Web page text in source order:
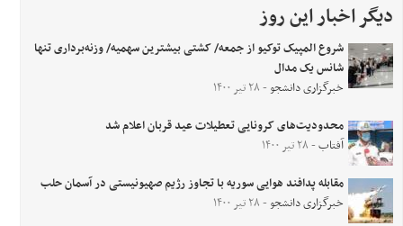
دیگر اخبار این روز
شروع المپیک توکیو از جمعه/ کشتی بیشترین سهمیه/ وزنه‌برداری تنها
شانس یک مدال
خبرگزاری دانشجو- ۲۸ تیر ۱۴۰۰
محدودیت‌های کرونایی تعطیلات عید قربان اعلام شد
آفتاب- ۲۸ تیر ۱۴۰۰
مقابله پدافند هوایی سوریه با تجاوز رژیم صهیونیستی در آسمان حلب
خبرگزاری دانشجو- ۲۸ تیر ۱۴۰۰